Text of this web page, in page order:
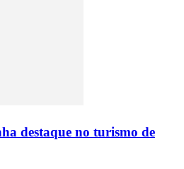
destaque no turismo de